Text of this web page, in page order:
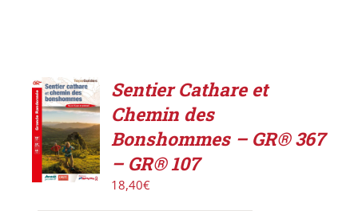
ACHETER
LE
PRODUIT
/
DÉTAILS
Sentier Cathare et
Chemin des
Bonshommes – GR® 367
– GR® 107
18,40€